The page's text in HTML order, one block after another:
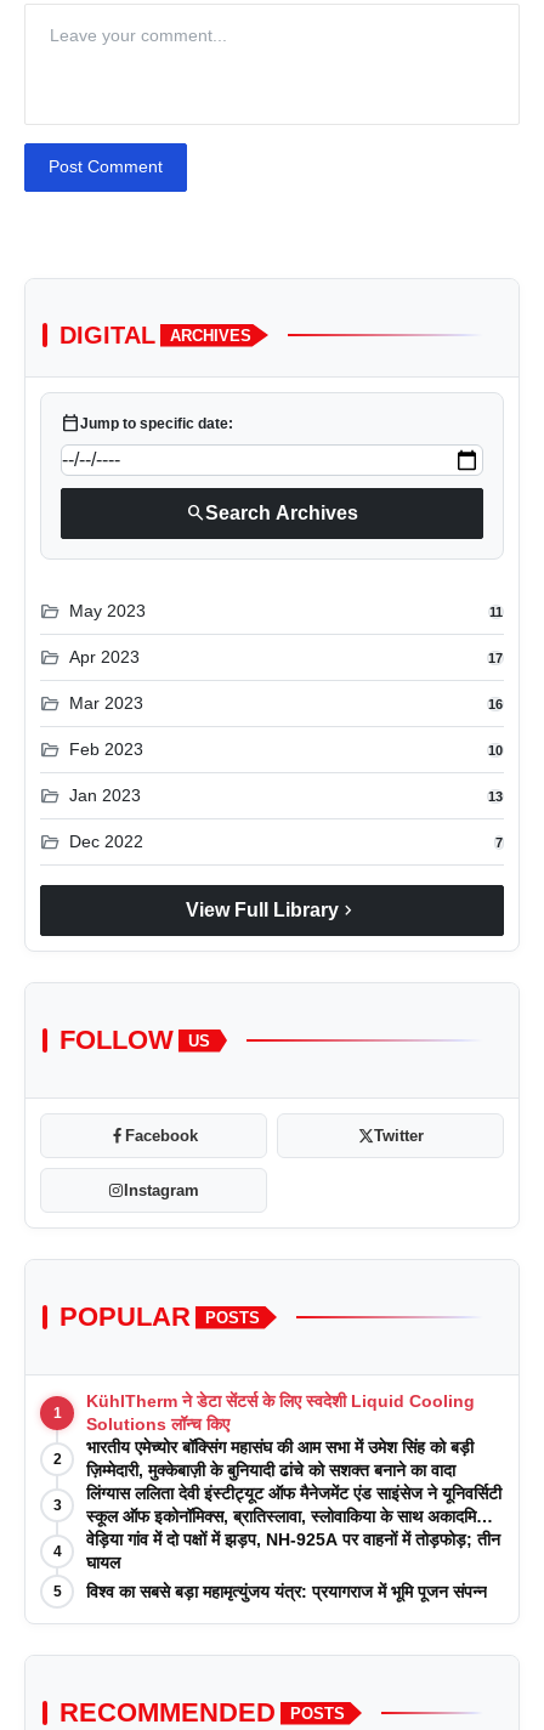
Post Comment
DIGITAL ARCHIVES
calendar_todayJump to specific date:
searchSearch Archives
folder_open May 2023 11
folder_open Apr 2023 17
folder_open Mar 2023 16
folder_open Feb 2023 10
folder_open Jan 2023 13
folder_open Dec 2022 7
View Full Library chevron_right
FOLLOW US
Facebook Twitter
Instagram
POPULAR POSTS
1
KühlTherm ने डेटा सेंटर्स के लिए स्वदेशी Liquid Cooling
Solutions लॉन्च किए
2
भारतीय एमेच्योर बॉक्सिंग महासंघ की आम सभा में उमेश सिंह को बड़ी
ज़िम्मेदारी, मुक्केबाज़ी के बुनियादी ढांचे को सशक्त बनाने का वादा
3
लिंग्यास ललिता देवी इंस्टीट्यूट ऑफ मैनेजमेंट एंड साइंसेज ने यूनिवर्सिटी
स्कूल ऑफ इकोनॉमिक्स, ब्रातिस्लावा, स्लोवाकिया के साथ अकादमिक
पत्रिकाओं में प्रकाशन रणनीतियों पर एक दिवसीय कार्यशाला का
आयोजन किया
4
वेड़िया गांव में दो पक्षों में झड़प, NH-925A पर वाहनों में तोड़फोड़; तीन
घायल
5 विश्व का सबसे बड़ा महामृत्युंजय यंत्र: प्रयागराज में भूमि पूजन संपन्न
RECOMMENDED POSTS